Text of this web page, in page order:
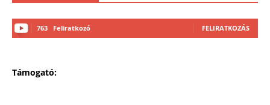
763 Feliratkozó FELIRATKOZÁS
Támogató: